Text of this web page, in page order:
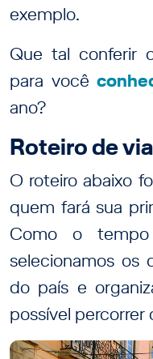
exemplo.
Que tal conferir
para você
ano?
Roteiro de
O roteiro abaixo
quem fará sua
Como o
selecionamos os
do país e
possível percorrer